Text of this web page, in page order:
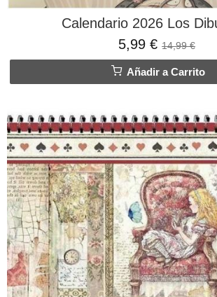
Calendario 2026 Los
5,99 € 14,99 €
Añadir a Carrito